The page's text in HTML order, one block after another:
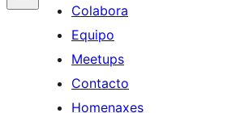
Colabora
Equipo
Meetups
Contacto
Homenaxes